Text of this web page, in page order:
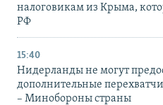
налоговикам из Крыма,
РФ
15:40
Нидерланды не могут
дополнительные
– Минобороны страны